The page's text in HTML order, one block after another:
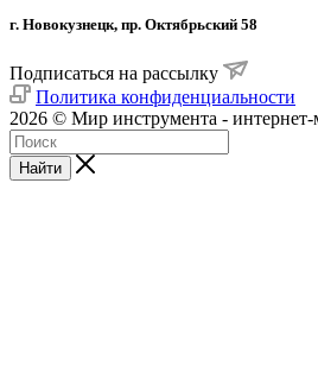
г. Новокузнецк, пр. Октябрьский 58
Подписаться на рассылку
Политика конфиденциальности
2026 © Мир инструмента - интернет-
Найти